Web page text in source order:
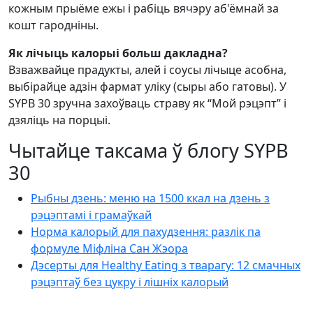
кожным прыёме ежы і рабіць вячэру аб'ёмнай за
кошт гародніны.
Як лічыць калорыі больш дакладна?
Взважвайце прадукты, алей і соусы лічыце асобна,
выбірайце адзін фармат уліку (сыры або гатовы). У
SYPB 30 зручна захоўваць страву як “Мой рэцэпт” і
дзяліць на порцыі.
Чытайце таксама ў блогу SYPB
30
Рыбны дзень: меню на 1500 ккал на дзень з
рэцэптамі і грамаўкай
Норма калорый для пахудзення: разлік па
формуле Міфліна Сан Жэора
Дэсерты для Healthy Eating з тварагу: 12 смачных
рэцэптаў без цукру і лішніх калорый